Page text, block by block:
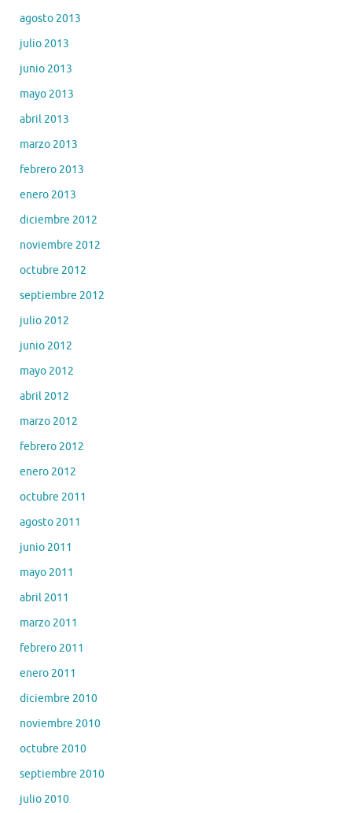
agosto 2013
julio 2013
junio 2013
mayo 2013
abril 2013
marzo 2013
febrero 2013
enero 2013
diciembre 2012
noviembre 2012
octubre 2012
septiembre 2012
julio 2012
junio 2012
mayo 2012
abril 2012
marzo 2012
febrero 2012
enero 2012
octubre 2011
agosto 2011
junio 2011
mayo 2011
abril 2011
marzo 2011
febrero 2011
enero 2011
diciembre 2010
noviembre 2010
octubre 2010
septiembre 2010
julio 2010